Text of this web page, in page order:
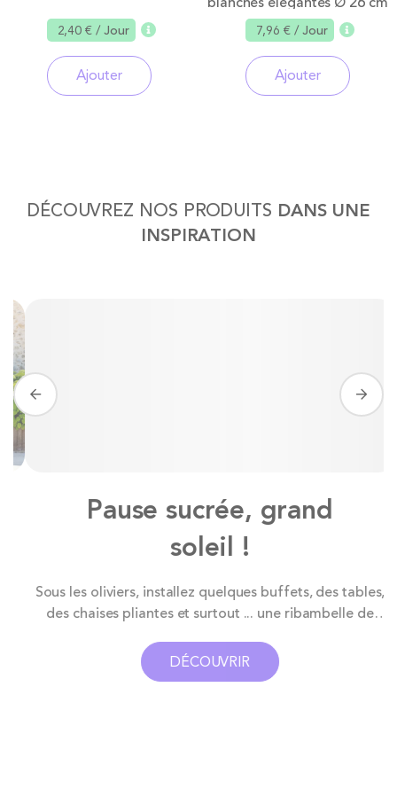
2,40 €/ Jour
Ajouter
7,96 €/ Jour
Ajouter
DÉCOUVREZ NOS PRODUITS DANS UNE
INSPIRATION
Pause sucrée, grand
soleil !
Sous les oliviers, installez quelques buffets, des tables,
des chaises pliantes et surtout ... une ribambelle de
dorées nappées de chocolat, des gaufres croustillantes
fraîchement préparéesr, des bonbons multicolores à
DÉCOUVRIR